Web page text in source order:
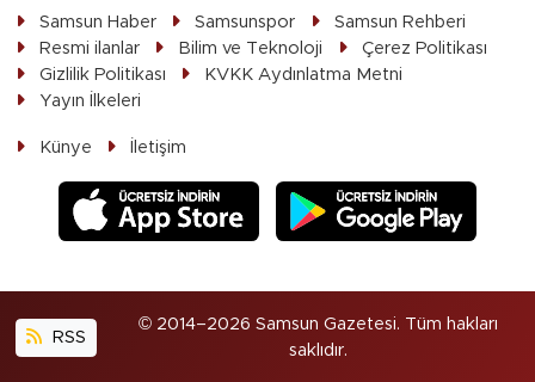
Samsun Haber Samsunspor
Samsun Rehberi
Resmi ilanlar
Bilim ve Teknoloji
Çerez Politikası
Gizlilik Politikası
KVKK Aydınlatma Metni
Yayın İlkeleri
Künye İletişim
RSS
© 2014–2026 Samsun Gazetesi. Tüm hakları
saklıdır.